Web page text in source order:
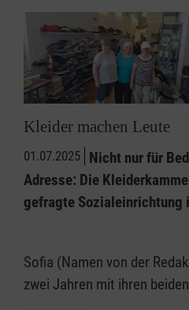
Kleider machen Leute
01.07.2025 Nicht nur für
Adresse: Die
gefragte Sozialeinrichtung
Sofia (Namen von der
zwei Jahren mit ihren